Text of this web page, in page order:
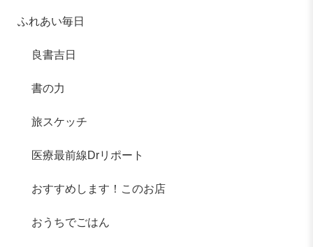
ふれあい毎日
良書吉日
書の力
旅スケッチ
医療最前線Drリポート
おすすめします！このお店
おうちでごはん